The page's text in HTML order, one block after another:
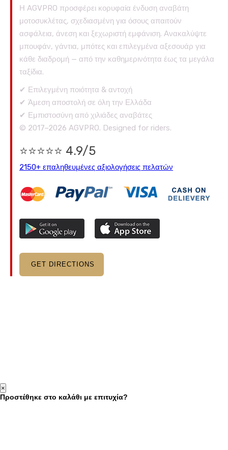
Η AGVPRO προσφέρει κορυφαία ένδυση αναβάτη
μοτοσυκλέτας, σχεδιασμένη για όσους απαιτούν
ασφάλεια, άνεση και ξεχωριστή εμφάνιση. Ανακαλύψτε
μπουφάν, γάντια, μπότες και επιλεγμένα αξεσουάρ για
κάθε διαδρομή — από την καθημερινότητα έως τα μεγάλα
ταξίδια.
✔ Επιλεγμένη ποιότητα & αντοχή
✔ Άμεση αποστολή σε όλη την Ελλάδα
✔ Εμπιστοσύνη από χιλιάδες αναβάτες
© 2017–2026 AGVPRO. Designed for riders.
⭐⭐⭐⭐⭐ 4.9/5
2150+ επαληθευμένες αξιολογήσεις πελατών
GET DIRECTIONS
×
Προστέθηκε στο καλάθι με επιτυχία?